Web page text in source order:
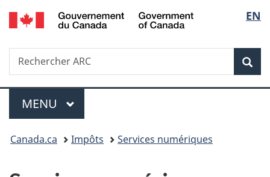
Passer
au
Passer
à
du
Passer
à
simplifiée
de
la
EN
Recherche
Rechercher
ARC
Menu
MENU PRINCIPAL
Vous
Canada.ca Impôts Services numériques